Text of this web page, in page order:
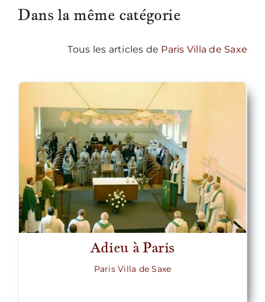
Dans la même catégorie
Tous les articles de Paris Villa de Saxe
Adieu à Paris
Paris Villa de Saxe